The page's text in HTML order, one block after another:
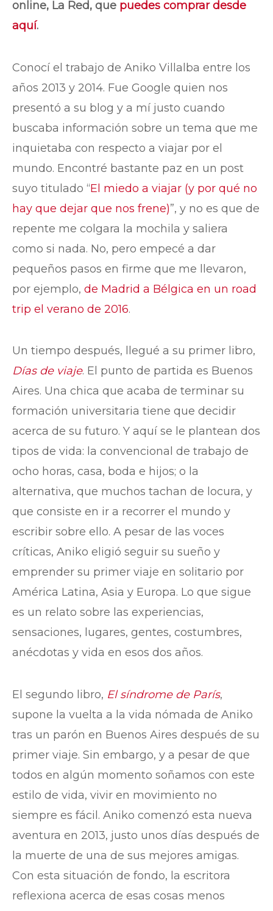
online, La Red, que puedes comprar desde
aquí.
Conocí el trabajo de Aniko Villalba entre los
años 2013 y 2014. Fue Google quien nos
presentó a su blog y a mí justo cuando
buscaba información sobre un tema que me
inquietaba con respecto a viajar por el
mundo. Encontré bastante paz en un post
suyo titulado “El miedo a viajar (y por qué no
hay que dejar que nos frene)”, y no es que de
repente me colgara la mochila y saliera
como si nada. No, pero empecé a dar
pequeños pasos en firme que me llevaron,
por ejemplo, de Madrid a Bélgica en un road
trip el verano de 2016.
Un tiempo después, llegué a su primer libro,
Días de viaje. El punto de partida es Buenos
Aires. Una chica que acaba de terminar su
formación universitaria tiene que decidir
acerca de su futuro. Y aquí se le plantean dos
tipos de vida: la convencional de trabajo de
ocho horas, casa, boda e hijos; o la
alternativa, que muchos tachan de locura, y
que consiste en ir a recorrer el mundo y
escribir sobre ello. A pesar de las voces
críticas, Aniko eligió seguir su sueño y
emprender su primer viaje en solitario por
América Latina, Asia y Europa. Lo que sigue
es un relato sobre las experiencias,
sensaciones, lugares, gentes, costumbres,
anécdotas y vida en esos dos años.
El segundo libro, El síndrome de París,
supone la vuelta a la vida nómada de Aniko
tras un parón en Buenos Aires después de su
primer viaje. Sin embargo, y a pesar de que
todos en algún momento soñamos con este
estilo de vida, vivir en movimiento no
siempre es fácil. Aniko comenzó esta nueva
aventura en 2013, justo unos días después de
la muerte de una de sus mejores amigas.
Con esta situación de fondo, la escritora
reflexiona acerca de esas cosas menos